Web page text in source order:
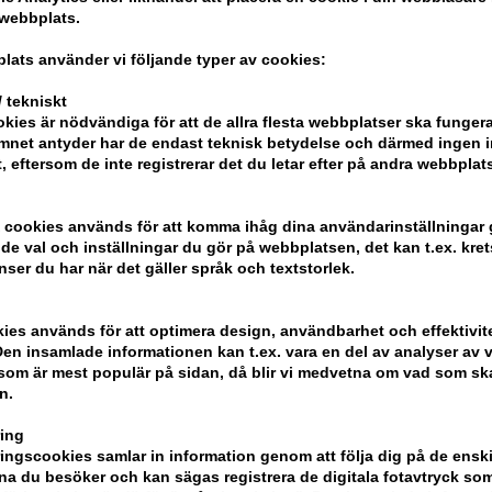
använder vi följande typer av cookies:
tekniskt
är nödvändiga för att de allra flesta webbplatser ska
antyder har de endast teknisk betydelse och därmed ingen
eftersom de inte registrerar det du letar efter på andra
används för att komma ihåg dina användarinställningar
val och inställningar du gör på webbplatsen, det kan t.ex.
du har när det gäller språk och textstorlek.
används för att optimera design, användbarhet och
insamlade informationen kan t.ex. vara en del av analyser av
är mest populär på sidan, då blir vi medvetna om vad som
samlar in information genom att följa dig på de
du besöker och kan sägas registrera de digitala fotavtryck
- Lätt konsistens
Ansökan
- Spraya i handdukstorkat hår
- Föna
Redken